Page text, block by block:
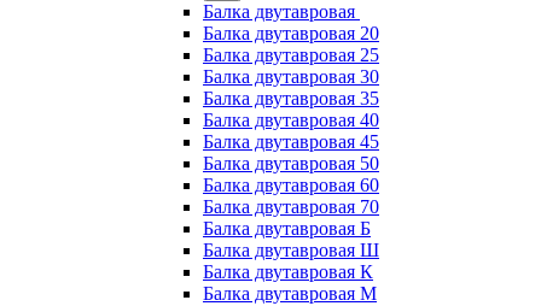
Балка двутавровая
Балка двутавровая 20
Балка двутавровая 25
Балка двутавровая 30
Балка двутавровая 35
Балка двутавровая 40
Балка двутавровая 45
Балка двутавровая 50
Балка двутавровая 60
Балка двутавровая 70
Балка двутавровая Б
Балка двутавровая Ш
Балка двутавровая К
Балка двутавровая М